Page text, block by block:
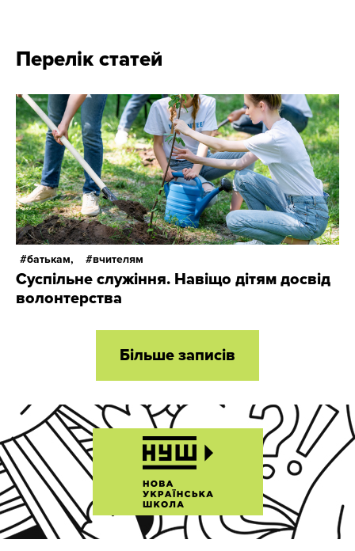
Перелік статей
батькам, вчителям
Суспільне служіння. Навіщо дітям досвід
волонтерства
Більше записів